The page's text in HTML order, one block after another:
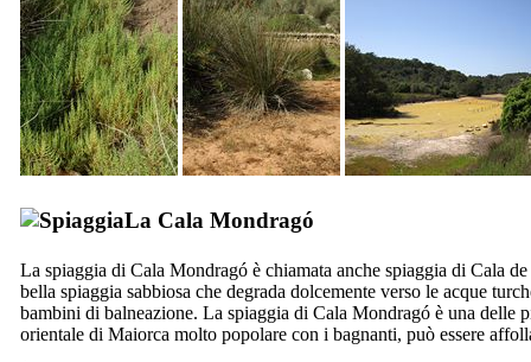
La Cala Mondragó
La spiaggia di Cala Mondragó è chiamata anche spiaggia di Cala
bella spiaggia sabbiosa che degrada dolcemente verso le acque
bambini di balneazione. La spiaggia di Cala Mondragó è una delle
orientale di Maiorca molto popolare con i bagnanti, può essere